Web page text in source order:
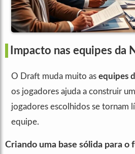
Impacto nas equipes da
O Draft muda muito as equipes
os jogadores ajuda a construir
jogadores escolhidos se tornam
equipe.
Criando uma base sólida para o